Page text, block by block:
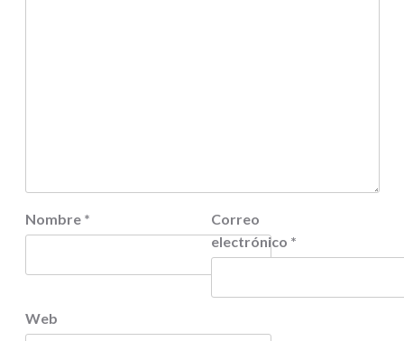
Nombre *
Correo
electrónico *
Web